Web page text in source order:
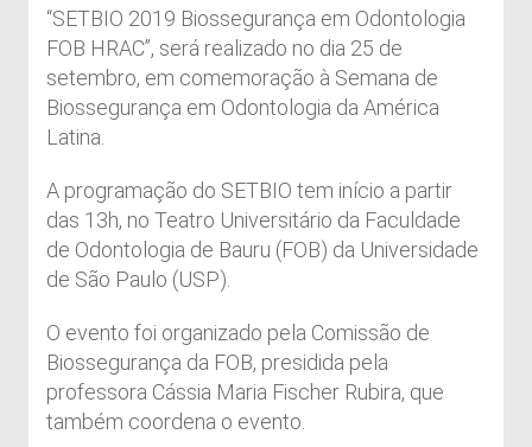
“SETBIO 2019 Biossegurança em Odontologia
FOB HRAC”, será realizado no dia 25 de
setembro, em comemoração à Semana de
Biossegurança em Odontologia da América
Latina.
A programação do SETBIO tem início a partir
das 13h, no Teatro Universitário da Faculdade
de Odontologia de Bauru (FOB) da Universidade
de São Paulo (USP).
O evento foi organizado pela Comissão de
Biossegurança da FOB, presidida pela
professora Cássia Maria Fischer Rubira, que
também coordena o evento.